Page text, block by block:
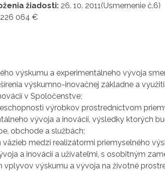
žiadosti: 26. 10. 2011(Usmernenie č.6)
064 €
výskumu a experimentálneho vývoja
výskumno-inovačnej základne a
v Spoločenstve;
výrobkov prostredníctvom
vývoja a inovácií, výsledky ktorých
obchode a službách;
väzieb medzi realizátormi priemyselného
a inovácií a užívateľmi, s osobitným
výskumu a vývoja na životné